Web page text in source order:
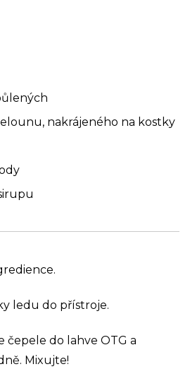
nakrájeného na kostky
ledu do přístroje.
čepele do lahve OTG a
Mixujte!